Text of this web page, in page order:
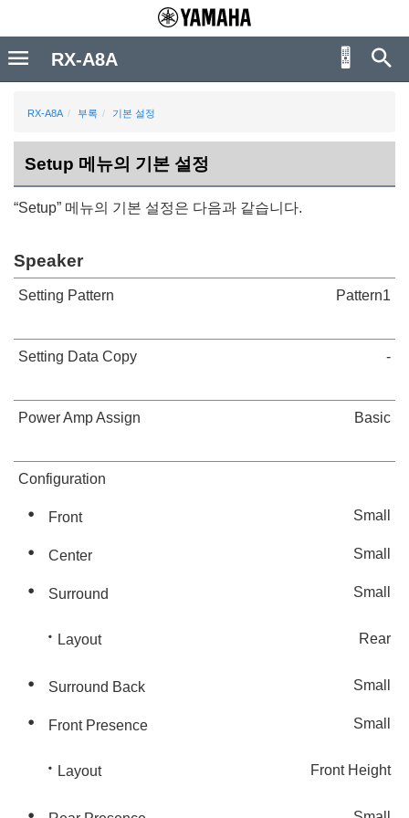
RX-A8A 부록 기본 설정
Setup 메뉴의 기본 설정
“Setup” 메뉴의 기본 설정은 다음과 같습니다.
Speaker
Setting Pattern Pattern1
Setting Data Copy -
Power Amp Assign Basic
Configuration
Front Small
Center Small
Surround Small
Layout Rear
Surround Back Small
Front Presence Small
Layout Front Height
RX-A8A